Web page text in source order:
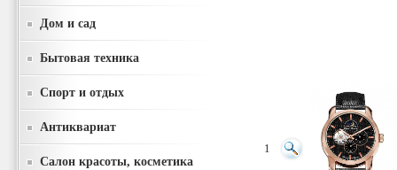
Дом и сад
Бытовая техника
Спорт и отдых
Антиквариат
Салон красоты, косметика
1